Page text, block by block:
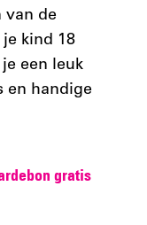
van de
kind 18
een leuk
en handige
gratis